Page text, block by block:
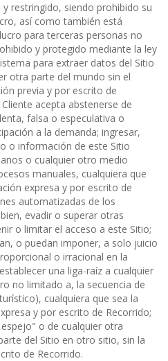
y restringido, siendo prohibido su
así como también está
para terceras personas no
y protegido mediante la ley
para extraer datos del Sitio
otra parte del mundo sin el
previa y por escrito de
acepta abstenerse de
falsa o especulativa o
a la demanda; ingresar,
o información de este Sitio
o cualquier otro medio
manuales, cualquiera que
expresa y por escrito de
automatizadas de los
evadir o superar otras
o limitar el acceso a este Sitio;
o puedan imponer, a solo juicio
o irracional en la
una liga-raíz a cualquier
no limitado a, la secuencia de
cualquiera que sea la
y por escrito de Recorrido;
o de cualquier otra
del Sitio en otro sitio, sin la
de Recorrido.